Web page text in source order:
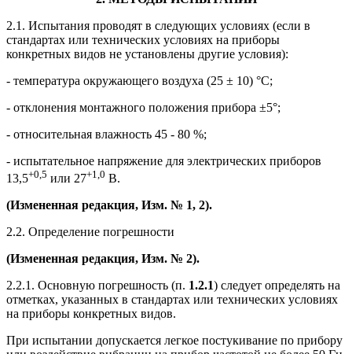
2.1. Испытания проводят в следующих условиях (если в
стандартах или технических условиях на приборы
конкретных видов не установлены другие условия):
- температура окружающего воздуха (25 ± 10) °С;
- отклонения монтажного положения прибора ±5°;
- относительная влажность 45 - 80 %;
- испытательное напряжение для электрических приборов
13,5+0,5 или 27+1,0 В.
(Измененная редакция, Изм. № 1, 2).
2.2. Определение погрешности
(Измененная редакция, Изм. № 2).
2.2.1. Основную погрешность (п. 1.2.1) следует определять на
отметках, указанных в стандартах или технических условиях
на приборы конкретных видов.
При испытании допускается легкое постукивание по прибору